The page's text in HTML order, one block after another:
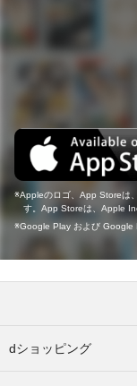
Appleのロゴ、App Storeは
す。App Storeは、Apple
Google Play および Google
dショッピング